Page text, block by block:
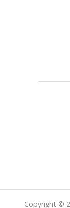
Copyright ©